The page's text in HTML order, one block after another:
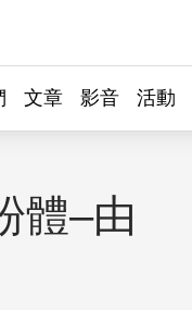
文章 影音 活動
體–由